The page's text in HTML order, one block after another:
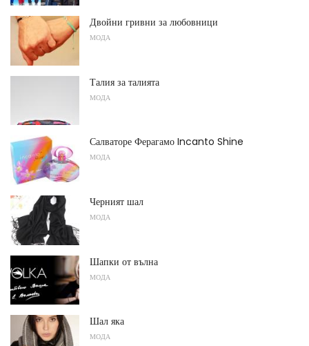
Двойни гривни за любовници
МОДА
Талия за талията
МОДА
Салваторе Ферагамо Incanto Shine
МОДА
Черният шал
МОДА
Шапки от вълна
МОДА
Шал яка
МОДА